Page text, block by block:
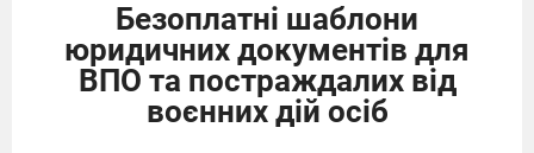
Безоплатні шаблони
юридичних документів для
ВПО та постраждалих від
воєнних дій осіб